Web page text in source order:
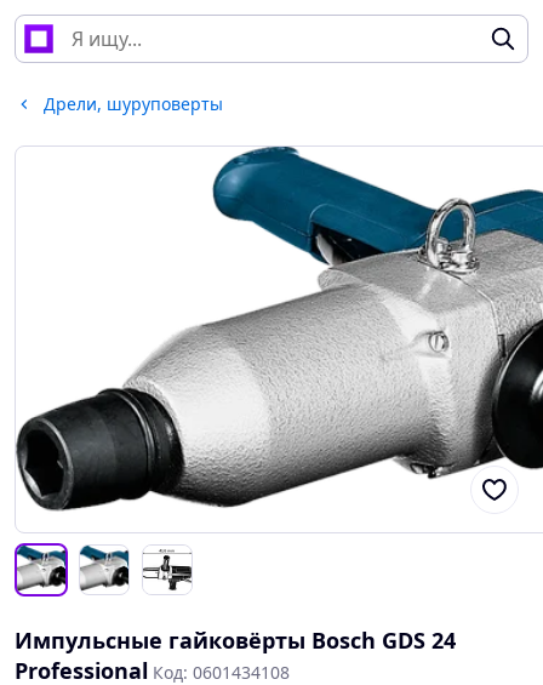
Дрели, шуруповерты
Импульсные гайковёрты Bosch GDS 24
Professional Код: 0601434108